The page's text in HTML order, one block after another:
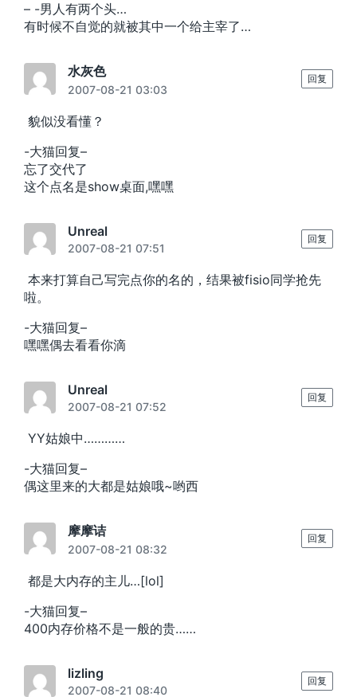
– -男人有两个头…
有时候不自觉的就被其中一个给主宰了…
水灰色
2007-08-21 03:03
貌似没看懂？
-大猫回复–
忘了交代了
这个点名是show桌面,嘿嘿
回复
Unreal
2007-08-21 07:51
本来打算自己写完点你的名的，结果被fisio同学抢先
啦。
-大猫回复–
嘿嘿偶去看看你滴
回复
Unreal
2007-08-21 07:52
YY姑娘中…………
-大猫回复–
偶这里来的大都是姑娘哦~哟西
回复
摩摩诘
2007-08-21 08:32
都是大内存的主儿…[lol]
-大猫回复–
400内存价格不是一般的贵……
回复
lizling
2007-08-21 08:40
回复